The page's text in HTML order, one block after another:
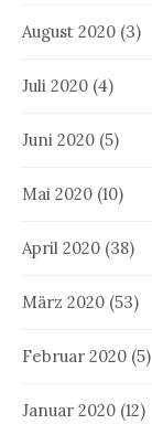
August 2020 (3)
Juli 2020 (4)
Juni 2020 (5)
Mai 2020 (10)
April 2020 (38)
März 2020 (53)
Februar 2020 (5)
Januar 2020 (12)